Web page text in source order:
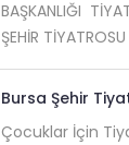
BAŞKANLIĞI
ŞEHİR
Bursa Şehir
Çocuklar İçin